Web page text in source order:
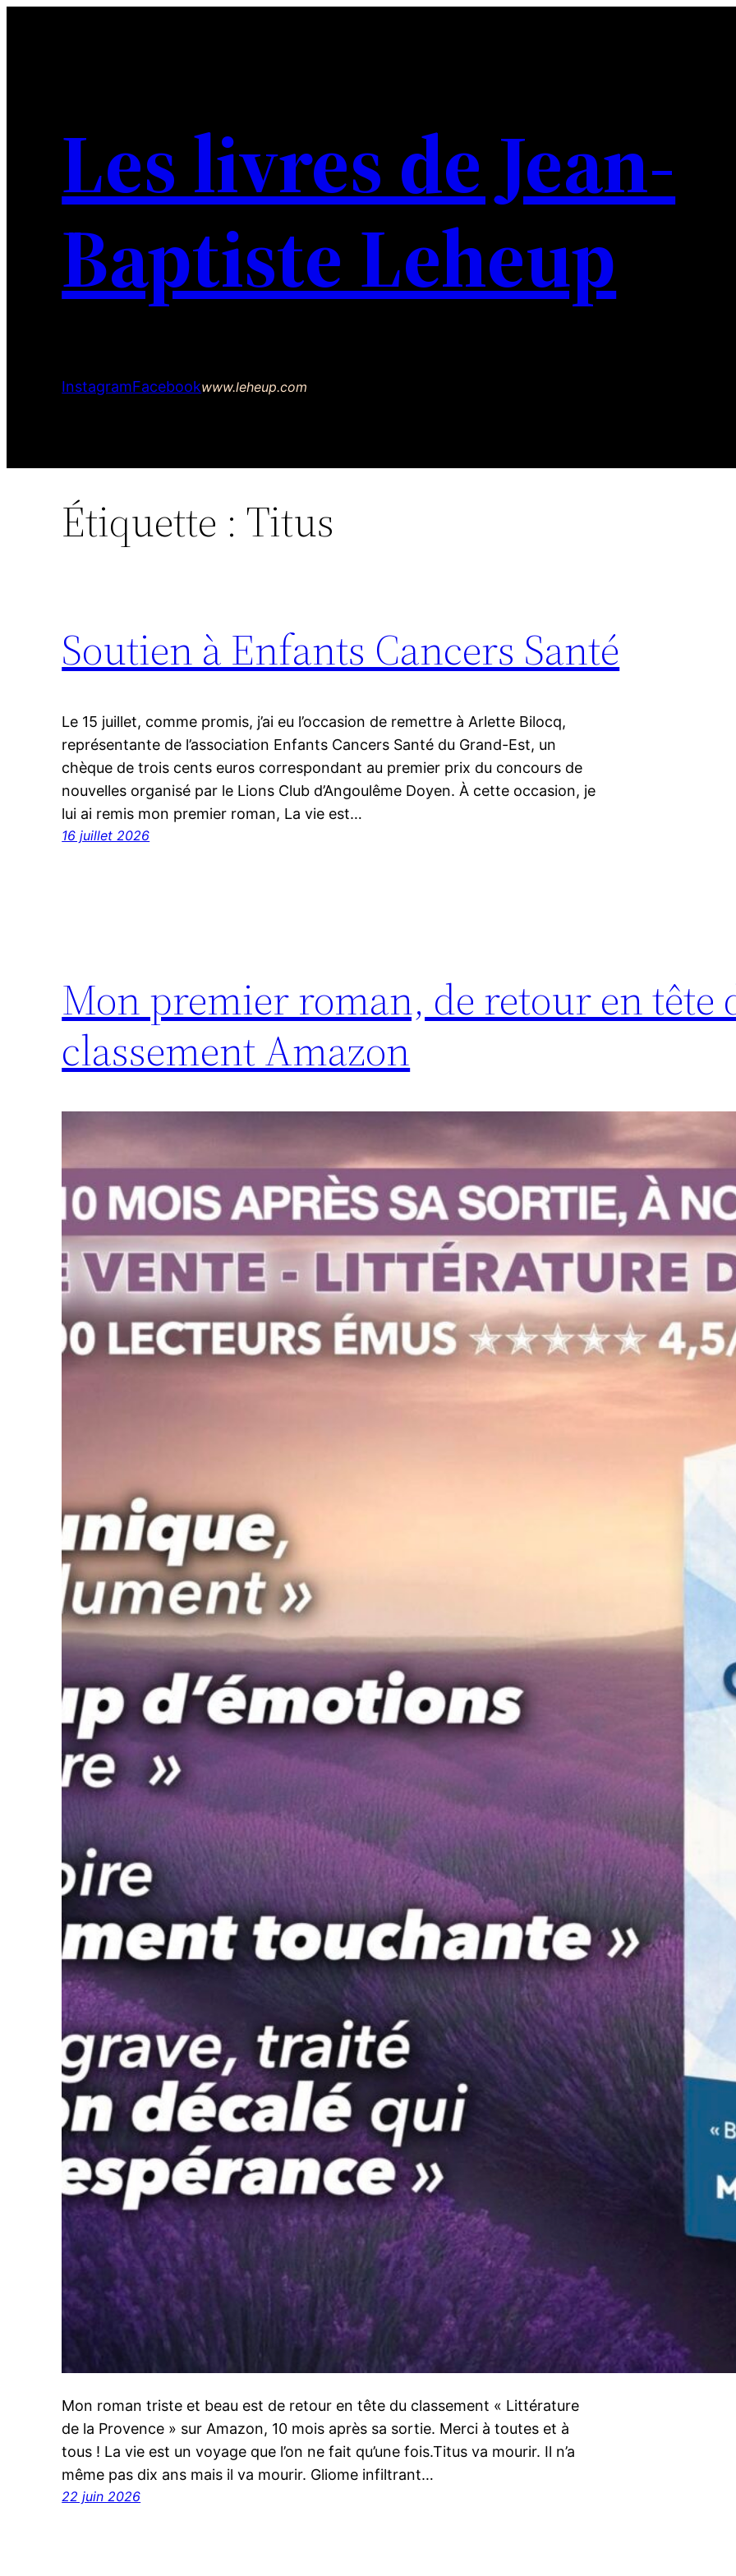
Les livres de Jean-
Baptiste Leheup
InstagramFacebookwww.leheup.com
Étiquette : Titus
Soutien à Enfants Cancers Santé
Le 15 juillet, comme promis, j’ai eu l’occasion de remettre à Arlette Bilocq,
représentante de l’association Enfants Cancers Santé du Grand-Est, un
chèque de trois cents euros correspondant au premier prix du concours de
nouvelles organisé par le Lions Club d’Angoulême Doyen. À cette occasion, je
lui ai remis mon premier roman, La vie est…
16 juillet 2026
Mon premier roman, de retour en tête
classement Amazon
Mon roman triste et beau est de retour en tête du classement « Littérature
de la Provence » sur Amazon, 10 mois après sa sortie. Merci à toutes et à
tous ! La vie est un voyage que l’on ne fait qu’une fois.Titus va mourir. Il n’a
même pas dix ans mais il va mourir. Gliome infiltrant…
22 juin 2026